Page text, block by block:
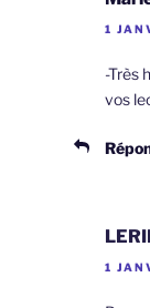
1
-Très
vos
1